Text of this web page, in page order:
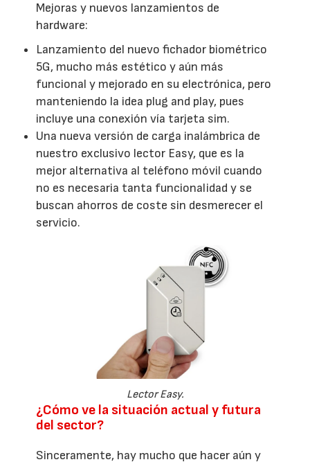
Mejoras y nuevos lanzamientos de
hardware:
Lanzamiento del nuevo fichador biométrico
5G, mucho más estético y aún más
funcional y mejorado en su electrónica, pero
manteniendo la idea plug and play, pues
incluye una conexión vía tarjeta sim.
Una nueva versión de carga inalámbrica de
nuestro exclusivo lector Easy, que es la
mejor alternativa al teléfono móvil cuando
no es necesaria tanta funcionalidad y se
buscan ahorros de coste sin desmerecer el
servicio.
Lector Easy.
¿Cómo ve la situación actual y futura
del sector?
Sinceramente, hay mucho que hacer aún y